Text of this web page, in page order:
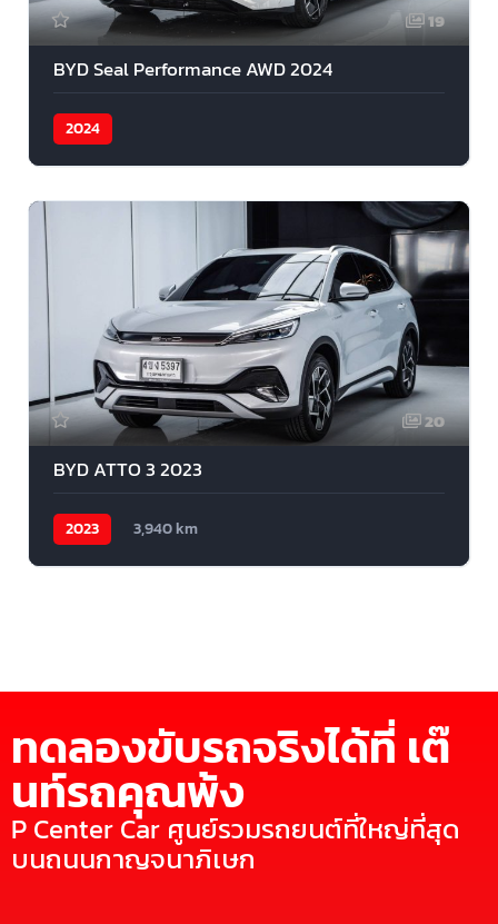
19
BYD Seal Performance AWD 2024
2024
20
BYD ATTO 3 2023
2023 3,940 km
ทดลองขับรถจริงได้ที่ เต๊
นท์รถคุณพ้ง
P Center Car ศูนย์รวมรถยนต์ที่ใหญ่ที่สุด
บนถนนกาญจนาภิเษก